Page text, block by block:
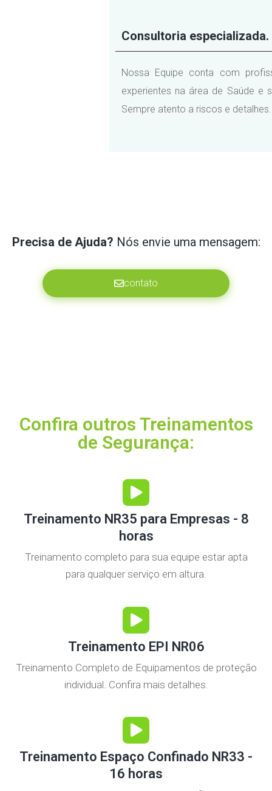
Consultoria especializada.
Nossa Equipe conta com
experientes na área de Saúde e
Sempre atento a riscos e detalhes.
Precisa de Ajuda? Nós envie uma mensagem:
contato
Confira outros Treinamentos
de Segurança:
Treinamento NR35 para Empresas - 8
horas
Treinamento completo para sua equipe estar apta
para qualquer serviço em altura.
Treinamento EPI NR06
Treinamento Completo de Equipamentos de proteção
individual. Confira mais detalhes.
Treinamento Espaço Confinado NR33 -
16 horas